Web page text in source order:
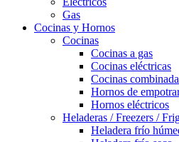
Gas
Cocinas y Hornos
Cocinas
Cocinas a gas
Cocinas eléctricas
Cocinas
Hornos de
Hornos eléctricos
Heladeras / Freezers /
Heladera frío